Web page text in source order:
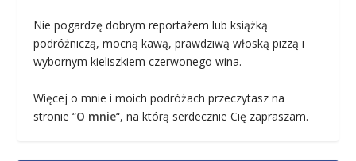
Nie pogardzę dobrym reportażem lub książką
podróżniczą, mocną kawą, prawdziwą włoską pizzą i
wybornym kieliszkiem czerwonego wina.
Więcej o mnie i moich podróżach przeczytasz na
stronie “O mnie“, na którą serdecznie Cię zapraszam.